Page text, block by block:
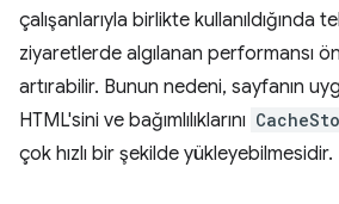
çalışanlarıyla birlikte kullanıldığında
ziyaretlerde algılanan performansı
artırabilir. Bunun nedeni, sayfanın
HTML'sini ve bağımlılıklarını
çok hızlı bir şekilde yükleyebilmesidir.